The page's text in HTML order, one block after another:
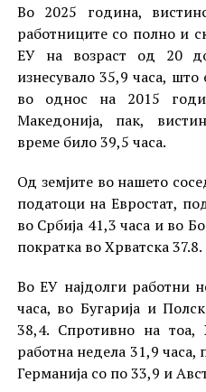
Во 2025 година,
работниците со полно и
ЕУ на возраст од 20
изнесувало 35,9 часа,
во однос на 2015
Македонија, пак,
време било 39,5 часа.
Од земјите во нашето
податоци на Евростат,
во Србија 41,3 часа и во
пократка во Хрватска 37.8.
Во ЕУ најдолги работни
часа, во Бугарија и
38,4. Спротивно на тоа,
работна недела 31,9
Германија со по 33,9 и